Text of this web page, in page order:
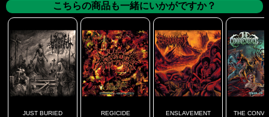
こちらの商品も一緒にいかがですか？
JUST BURIED REGICIDE ENSLAVEMENT THE